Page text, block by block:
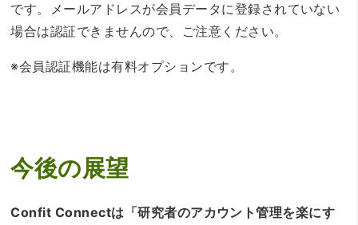
です。メールアドレスが会員データに登録されていない
場合は認証できませんので、ご注意ください。
※会員認証機能は有料オプションです。
今後の展望
Confit Connectは「研究者のアカウント管理を楽にす